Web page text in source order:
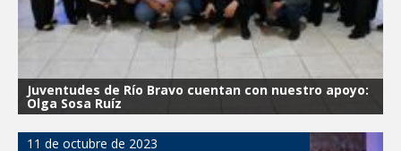
Juventudes de Río Bravo cuentan con nuestro apoyo:
Olga Sosa Ruíz
11 de octubre de 2023